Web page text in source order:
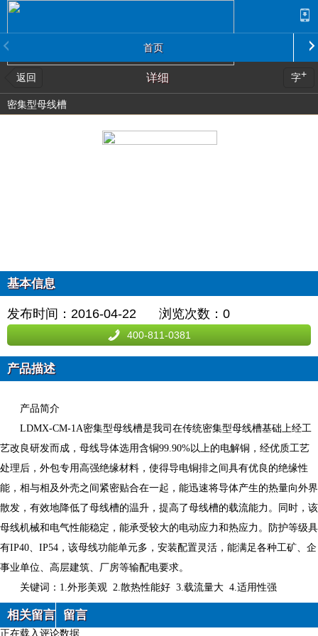
首页
返回 详细 字+
密集型母线槽
基本信息
发布时间：2016-04-22 浏览次数： 0
400-811-0381
产品描述
产品简介
LDMX-CM-1A密集型母线槽是我司在传统密集型母线槽基础上经工
艺改良研发而成，母线导体选用含铜99.90%以上的电解铜，经优质工艺
处理后，外包专用高强绝缘材料，使得导电铜排之间具有优良的绝缘性
能，相与相及外壳之间紧密贴合在一起，能迅速将导体产生的热量向外界
散发，有效地降低了母线槽的温升，提高了母线槽的载流能力。同时，该
母线机械和电气性能稳定，能承受较大的电动应力和热应力。防护等级具
有IP40、IP54，该母线功能单元多，安装配置灵活，能满足各种工矿、企
事业单位、高层建筑、厂房等输配电要求。
关键词：1.外形美观 2.散热性能好 3.载流量大 4.适用性强
相关留言 留言
正在载入评论数据...